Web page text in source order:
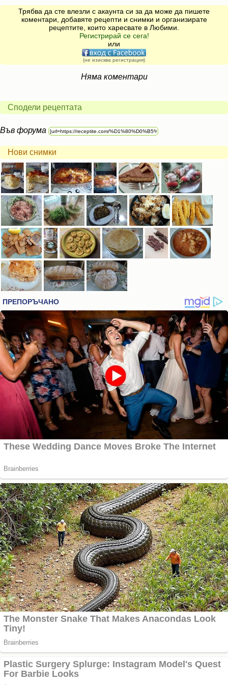
Трябва да сте влезли с акаунта си за да може да пишете
коментари, добавяте рецепти и снимки и организирате
рецептите, които харесвате в Любими.
Регистрирай се сега!
или
(не изисква регистрация)
Няма коментари
Сподели рецептата
Във форума
Нови снимки